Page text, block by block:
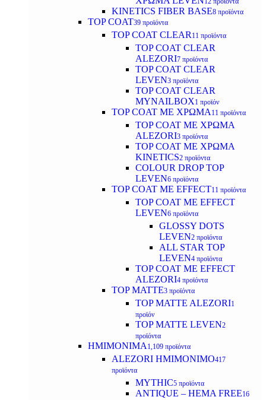
KINETICS FIBER BASE8 προϊόντα
TOP COAT39 προϊόντα
TOP COAT CLEAR 11 προϊόντα
TOP COAT CLEAR
ALEZORI7 προϊόντα
TOP COAT CLEAR
LEVEN3 προϊόντα
TOP COAT CLEAR
MYNAILBOX1 προϊόν
TOP COAT ΜΕ ΧΡΩΜΑ 11 προϊόντα
TOP COAT ΜΕ ΧΡΩΜΑ
ALEZORI3 προϊόντα
TOP COAT ΜΕ ΧΡΩΜΑ
KINETICS2 προϊόντα
COLOUR DROP TOP
LEVEN6 προϊόντα
TOP COAT ΜΕ EFFECT11 προϊόντα
TOP COAT ME EFFECT
LEVEN6 προϊόντα
GLOSSY DOTS
LEVEN2 προϊόντα
ALL STAR TOP
LEVEN4 προϊόντα
TOP COAT ME EFFECT
ALEZORI4 προϊόντα
TOP MATTE3 προϊόντα
TOP MATTE ALEZORI1
προϊόν
TOP MATTE LEVEN2
προϊόντα
ΗΜΙΜΟΝΙΜΑ 1,109 προϊόντα
ALEZORI ΗΜΙΜΟΝΙΜΟ417
προϊόντα
MYTHIC5 προϊόντα
ANTIQUE – HEMA FREE16